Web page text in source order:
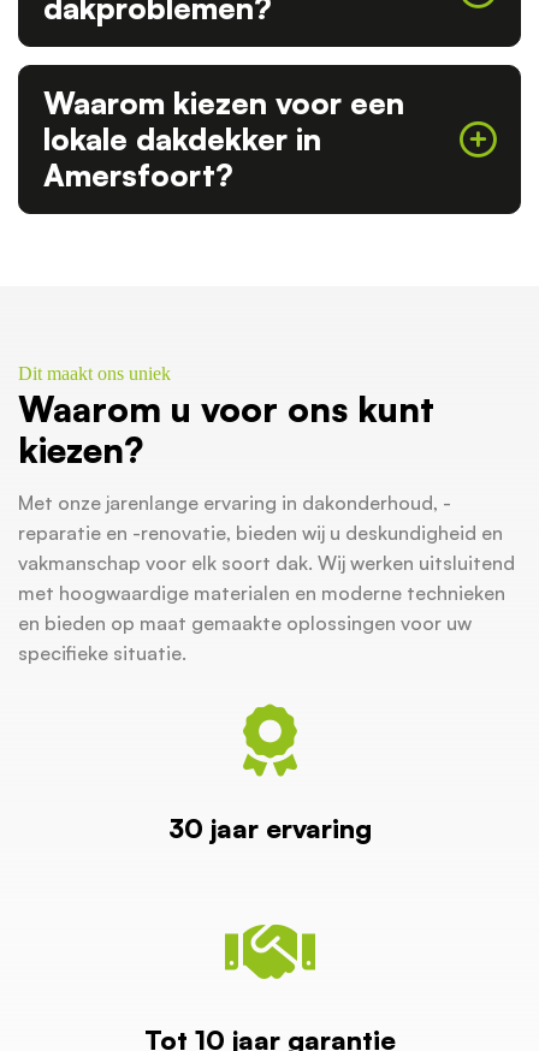
dakproblemen?
Waarom kiezen voor een
lokale dakdekker in
Amersfoort?
Dit maakt ons uniek
Waarom u voor ons kunt
kiezen?
Met onze jarenlange ervaring in dakonderhoud, -
reparatie en -renovatie, bieden wij u deskundigheid en
vakmanschap voor elk soort dak. Wij werken uitsluitend
met hoogwaardige materialen en moderne technieken
en bieden op maat gemaakte oplossingen voor uw
specifieke situatie.
30 jaar ervaring
Tot 10 jaar garantie